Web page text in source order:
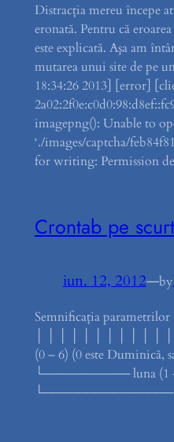
Distracţia mereu începe
eronată. Pentru că
este explicată. Aşa am
mutarea unui site de pe
18:34:26 2013] [error]
imagepng(): Unable to
‘./images/captcha/
for writing: Permission
Crontab pe scurt
iun. 12, 2012—by
Semnificaţia
│ │ │ │ │ │ │ │ │ │ │
(0 – 6) (0 este Duminică,
└────────── luna (1
└───────────────